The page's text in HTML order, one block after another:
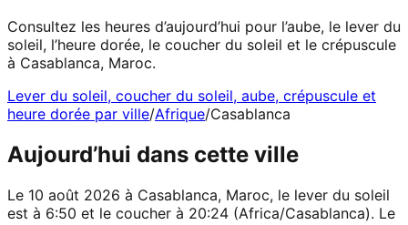
Consultez les heures d’aujourd’hui pour l’aube, le lever du
soleil, l’heure dorée, le coucher du soleil et le crépuscule
à Casablanca, Maroc.
Lever du soleil, coucher du soleil, aube, crépuscule et
heure dorée par ville/Afrique/Casablanca
Aujourd’hui dans cette ville
Le 10 août 2026 à Casablanca, Maroc, le lever du soleil
est à 6:50 et le coucher à 20:24 (Africa/Casablanca). Le